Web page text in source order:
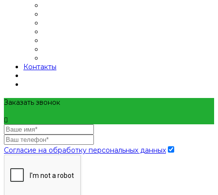
Контакты
Заказать звонок
Согласие на обработку персональных данных